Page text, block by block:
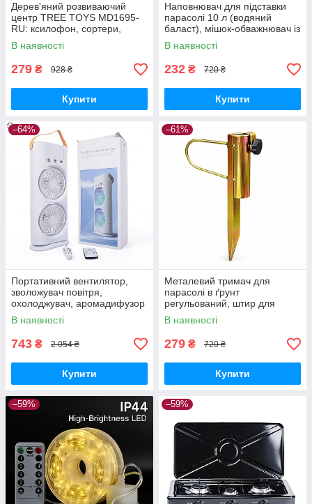
Дерев'яний розвиваючий
центр TREE TOYS MD1695-
RU: ксилофон, сортери,
рибальство, 10 рибок
В наявності
279 ₴ 928 ₴
Купити
Наповнювач для підставки
парасолі 10 л (водяний
баласт), мішок-обважнювач із
клапаном
В наявності
232 ₴ 720 ₴
Купити
–64%
Портативний вентилятор,
зволожувач повітря,
охолоджувач, аромадифузор
FH-666
В наявності
743 ₴ 2 054 ₴
Купити
–61%
Металевий тримач для
парасолі в ґрунт
регульований, штир для
садової парасолі з
фіксатором
В наявності
279 ₴ 720 ₴
Купити
–59% –59%